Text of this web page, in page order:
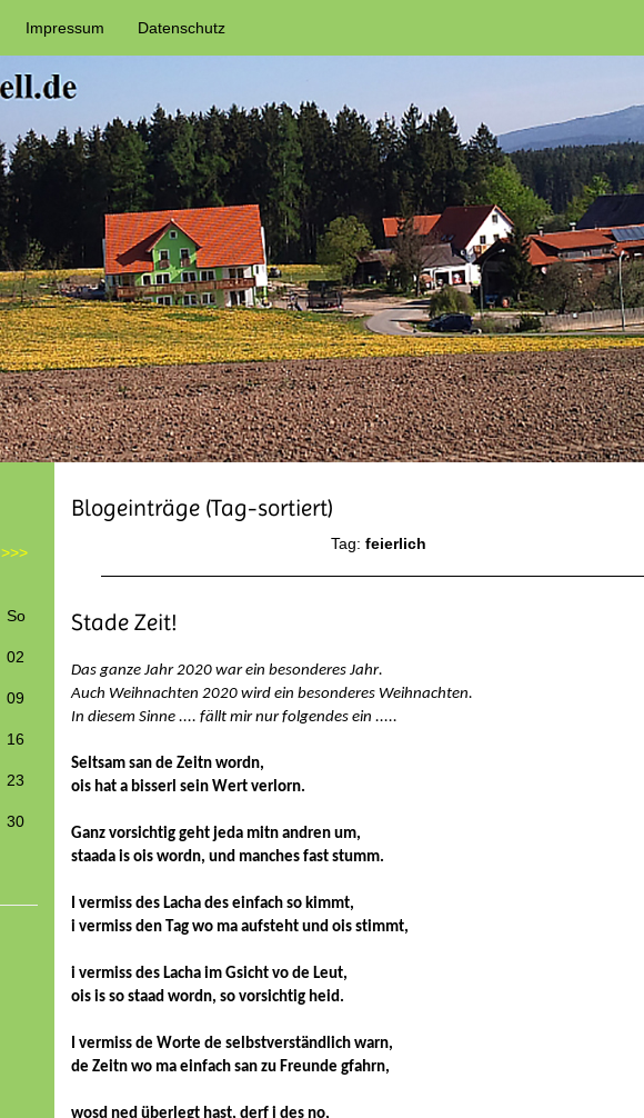
Impressum Datenschutz
Blogeinträge (Tag-sortiert)
Tag: feierlich
Stade Zeit!
Das ganze Jahr 2020 war ein besonderes Jahr.
Auch Weihnachten 2020 wird ein besonderes Weihnachten.
In diesem Sinne .... fällt mir nur folgendes ein .....
Seltsam san de Zeitn wordn,
ois hat a bisserl sein Wert verlorn.
Ganz vorsichtig geht jeda mitn andren um,
staada is ois wordn, und manches fast stumm.
I vermiss des Lacha des einfach so kimmt,
i vermiss den Tag wo ma aufsteht und ois stimmt,
i vermiss des Lacha im Gsicht vo de Leut,
ois is so staad wordn, so vorsichtig heid.
I vermiss de Worte de selbstverständlich warn,
de Zeitn wo ma einfach san zu Freunde gfahrn,
wosd ned überlegt hast, derf i des no,
>>>
So
02
09
16
23
30